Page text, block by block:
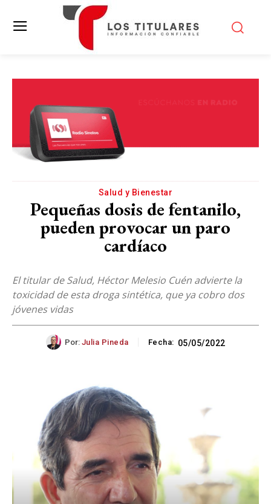
Salud y Bienestar
Pequeñas dosis de fentanilo,
pueden provocar un paro
cardíaco
El titular de Salud, Héctor Melesio Cuén advierte la
toxicidad de esta droga sintética, que ya cobro dos
jóvenes vidas
Por: Julia Pineda Fecha: 05/05/2022